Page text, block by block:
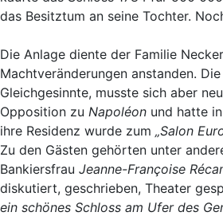
das Besitztum an seine Tochter.
Die Anlage diente der Familie
Machtveränderungen anstanden.
Gleichgesinnte, musste sich aber
Opposition zu Napoléon und hatte
ihre Residenz wurde zum „Salon
Zu den Gästen gehörten unter
Bankiersfrau Jeanne-Françoise
diskutiert, geschrieben, Theater
ein schönes Schloss am Ufer des